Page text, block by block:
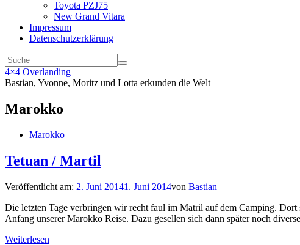
Toyota PZJ75
New Grand Vitara
Impressum
Datenschutzerklärung
4×4 Overlanding
Bastian, Yvonne, Moritz und Lotta erkunden die Welt
Marokko
Marokko
Tetuan / Martil
Veröffentlicht am: 2. Juni 20141. Juni 2014von Bastian
Die letzten Tage verbringen wir recht faul im Matril auf dem Camping.
Anfang unserer Marokko Reise. Dazu gesellen sich dann später noch
Weiterlesen